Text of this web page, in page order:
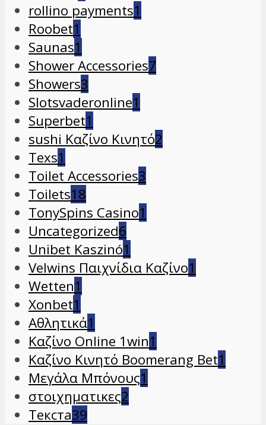
rollino payments1
Roobet1
Saunas1
Shower Accessories7
Showers3
Slotsvaderonline1
Superbet1
sushi Καζίνο Κινητό2
Texs1
Toilet Accessories3
Toilets18
TonySpins Casino1
Uncategorized6
Unibet Kaszinó1
Velwins Παιχνίδια Καζίνο1
Wetten1
Xonbet1
Αθλητικά1
Καζίνο Online 1win1
Καζίνο Κινητό Boomerang Bet1
Μεγάλα Μπόνους1
στοιχηματικες2
Текста39